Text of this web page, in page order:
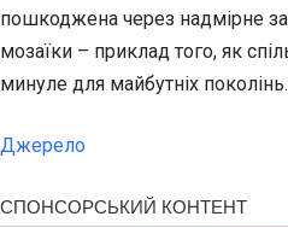
пошкоджена через надмірне
мозаїки – приклад того, як
минуле для майбутніх поколінь.
Джерело